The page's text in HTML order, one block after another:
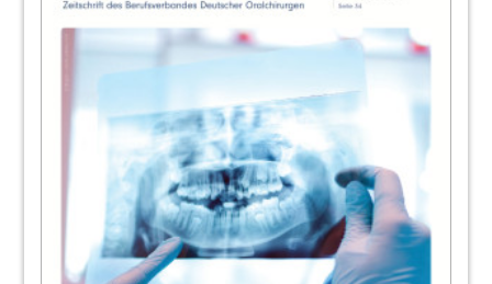
Fortbildungsveranstaltungen des BDO
Kongresse, Kurse und Symposien/
Impressum
Redaktion
Oralchirurgie Journal